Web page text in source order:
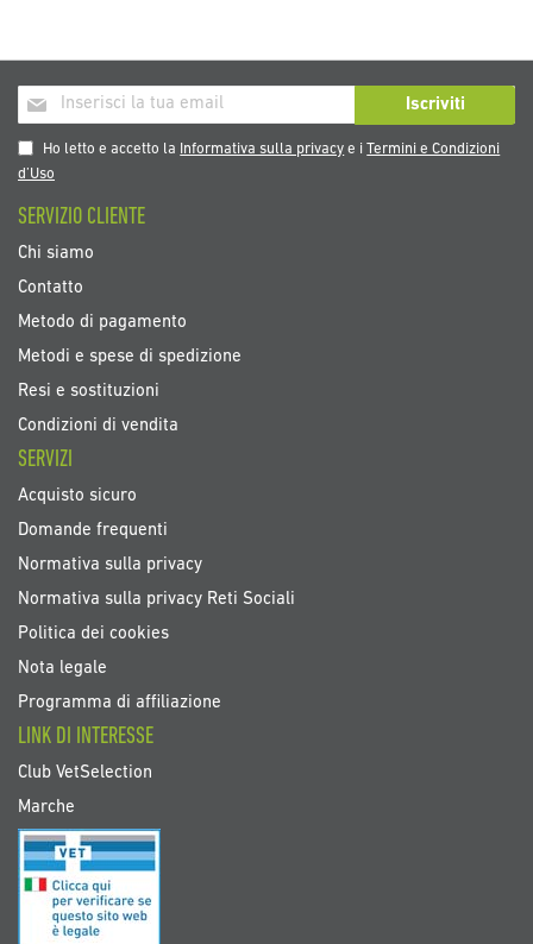
Iscriviti
alla
nostra
Newsletter:
Iscriviti
Ho letto e accetto la Informativa sulla privacy e i
Termini e Condizioni
d’Uso
SERVIZIO CLIENTE
Chi siamo
Contatto
Metodo di pagamento
Metodi e spese di spedizione
Resi e sostituzioni
Condizioni di vendita
SERVIZI
Acquisto sicuro
Domande frequenti
Normativa sulla privacy
Normativa sulla privacy Reti Sociali
Politica dei cookies
Nota legale
Programma di affiliazione
LINK DI INTERESSE
Club VetSelection
Marche